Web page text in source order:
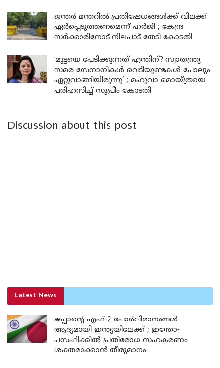
ജന്തർ മന്തറിൽ പ്രതിഷേധങ്ങൾക്ക് വിലക്ക്
ഏർപ്പെടുത്തണമെന്ന് ഹർജി ; കേന്ദ്ര
സർക്കാരിനോട് നിലപാട് തേടി കോടതി
‘മുട്ടയെ പേടിക്കുന്നത് എന്തിന്? സ്വാതന്ത്ര്യ
സമര സേനാനികൾ വെടിയുണ്ടകൾ പോലും
ഏറ്റുവാങ്ങിയിരുന്നു’ ; മഹുവാ മൊയ്ത്രയെ
പരിഹസിച്ച് സുപ്രീം കോടതി
Discussion about this post
Latest News
ജപ്പാന്റെ എഫ്-2 പോർവിമാനങ്ങൾ
ആദ്യമായി ഇന്ത്യയിലേക്ക് ; ഇന്തോ-
പസഫിക്കിൽ പ്രതിരോധ സഹകരണം
ശക്തമാക്കാൻ തീരുമാനം